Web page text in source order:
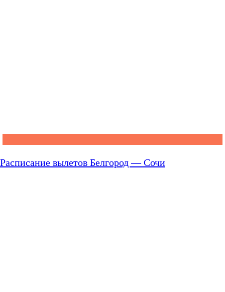
Расписание вылетов Белгород — Сочи